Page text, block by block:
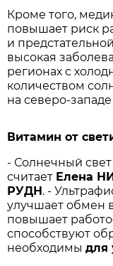
Кроме того,
повышает риск
и
высокая
регионах с
количеством
на северо-
Витамин от
- Солнечный
считает Елена
РУДН . -
улучшает обмен
повышает
способствуют
необходимыдля